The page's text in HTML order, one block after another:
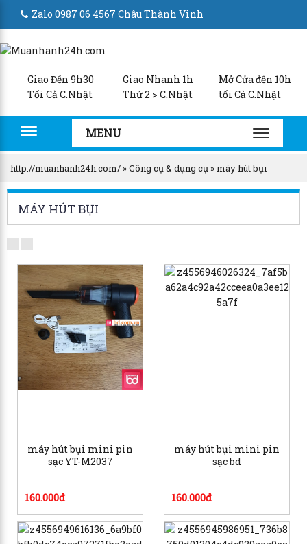
Zalo 0987 06 4567 Châu Thành Vinh
Giao Đến 9h30
Tối Cả C.Nhật
Giao Nhanh 1h
Thứ 2 > C.Nhật
Mở Cửa đến 10h
tối Cả C.Nhật
Toggle
navigation
MENU
TOGGLE
http://muanhanh24h.com/ »Công cụ & dụng cụ »máy hút bụi
MÁY HÚT BỤI
máy hút bụi mini pin
sạc YT-M2037
160.000đ
máy hút bụi mini pin
sạc bd
160.000đ